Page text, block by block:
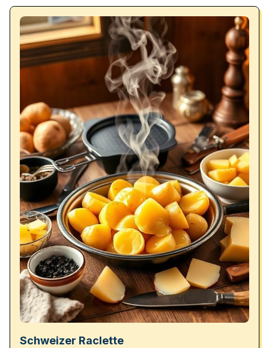
Fleisch.
Schweizer Raclette